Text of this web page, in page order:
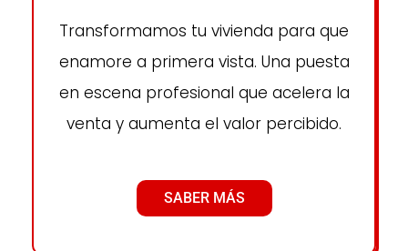
Transformamos tu vivienda para que
enamore a primera vista. Una puesta
en escena profesional que acelera la
venta y aumenta el valor percibido.
SABER MÁS